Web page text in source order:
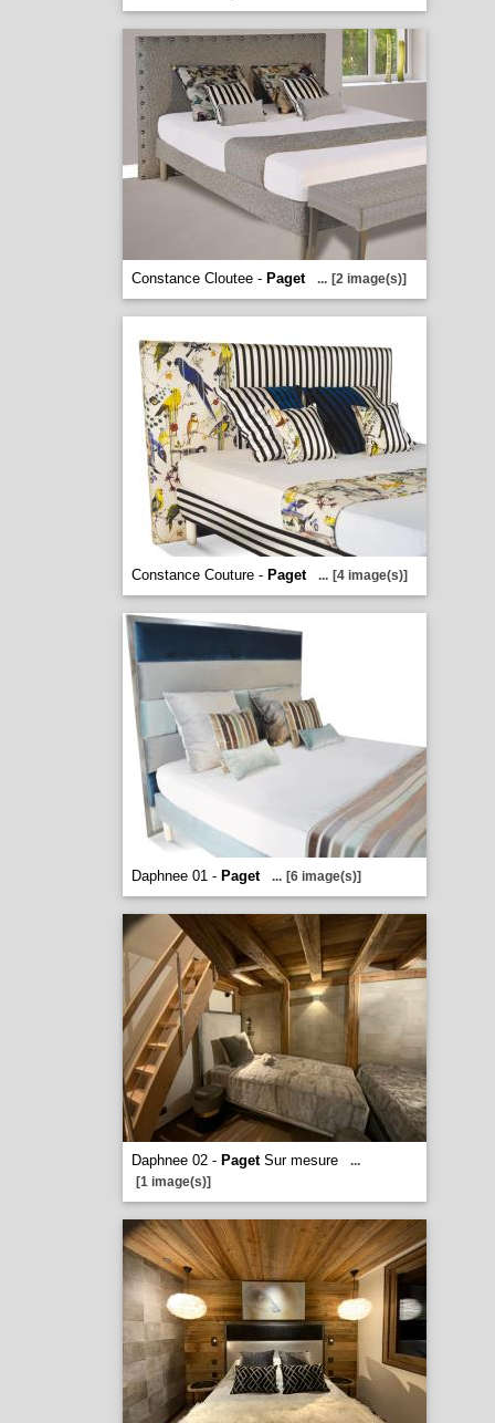
Constance Cloutee - Paget ... [2 image(s)]
Constance Couture - Paget ... [4 image(s)]
Daphnee 01 - Paget ... [6 image(s)]
Daphnee 02 - PagetSur mesure
...
[1 image(s)]